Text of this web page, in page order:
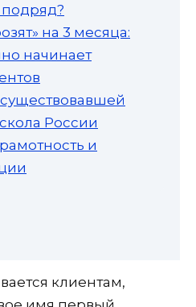
подряд?
на 3 месяца:
начинает
существовавшей
России
и
клиентам,